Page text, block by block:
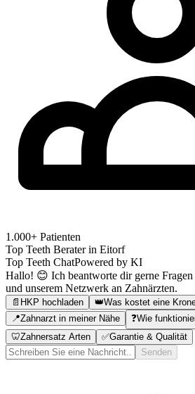
1.000+ Patienten
Top Teeth Berater in Eitorf
Top Teeth ChatPowered by KI
Hallo! 😊 Ich beantworte dir gerne Fragen
und unserem Netzwerk an Zahnärzten.
📄 HKP hochladen 👑Was kostet eine
📍Zahnarzt in meiner Nähe ❓Wie
🦷Zahnersatz Arten ✅Garantie & Qualität
Senden